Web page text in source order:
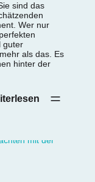
sind das
Wer nur
guter
als das. Es
hinter der